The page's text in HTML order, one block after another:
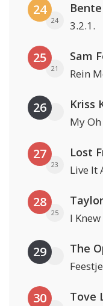
24
24
Bente
3.2.1.
25
21
Sam
Rein
26
My
27
23
Lost
Live It
28
25 I
29 The
30 Tove